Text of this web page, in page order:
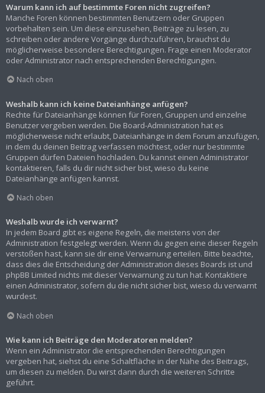
Warum kann ich auf bestimmte Foren nicht zugreifen?
Manche Foren können bestimmten Benutzern oder Gruppen
vorbehalten sein. Um diese einzusehen, Beiträge zu lesen, zu
schreiben oder andere Vorgänge durchzuführen, brauchst du
möglicherweise besondere Berechtigungen. Frage einen Moderator
oder Administrator nach entsprechenden Berechtigungen.
Nach oben
Weshalb kann ich keine Dateianhänge anfügen?
Rechte für Dateianhänge können für Foren, Gruppen und einzelne
Benutzer vergeben werden. Die Board-Administration hat es
möglicherweise nicht erlaubt, Dateianhänge in dem Forum anzufügen,
in dem du deinen Beitrag verfassen möchtest, oder nur bestimmte
Gruppen dürfen Dateien hochladen. Du kannst einen Administrator
kontaktieren, falls du dir nicht sicher bist, wieso du keine
Dateianhänge anfügen kannst.
Nach oben
Weshalb wurde ich verwarnt?
In jedem Board gibt es eigene Regeln, die meistens von der
Administration festgelegt werden. Wenn du gegen eine dieser Regeln
verstoßen hast, kann sie dir eine Verwarnung erteilen. Bitte beachte,
dass dies die Entscheidung der Administration dieses Boards ist und
phpBB Limited nichts mit dieser Verwarnung zu tun hat. Kontaktiere
einen Administrator, sofern du die nicht sicher bist, wieso du verwarnt
wurdest.
Nach oben
Wie kann ich Beiträge den Moderatoren melden?
Wenn ein Administrator die entsprechenden Berechtigungen
vergeben hat, siehst du eine Schaltfläche in der Nähe des Beitrags,
um diesen zu melden. Du wirst dann durch die weiteren Schritte
geführt.